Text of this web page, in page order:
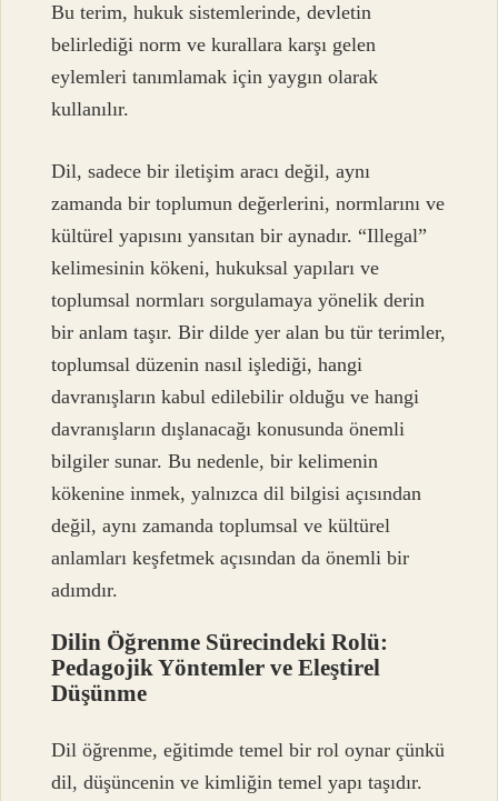
Bu terim, hukuk sistemlerinde, devletin
belirlediği norm ve kurallara karşı gelen
eylemleri tanımlamak için yaygın olarak
kullanılır.
Dil, sadece bir iletişim aracı değil, aynı
zamanda bir toplumun değerlerini, normlarını ve
kültürel yapısını yansıtan bir aynadır. “Illegal”
kelimesinin kökeni, hukuksal yapıları ve
toplumsal normları sorgulamaya yönelik derin
bir anlam taşır. Bir dilde yer alan bu tür terimler,
toplumsal düzenin nasıl işlediği, hangi
davranışların kabul edilebilir olduğu ve hangi
davranışların dışlanacağı konusunda önemli
bilgiler sunar. Bu nedenle, bir kelimenin
kökenine inmek, yalnızca dil bilgisi açısından
değil, aynı zamanda toplumsal ve kültürel
anlamları keşfetmek açısından da önemli bir
adımdır.
Dilin Öğrenme Sürecindeki Rolü:
Pedagojik Yöntemler ve Eleştirel
Düşünme
Dil öğrenme, eğitimde temel bir rol oynar çünkü
dil, düşüncenin ve kimliğin temel yapı taşıdır.